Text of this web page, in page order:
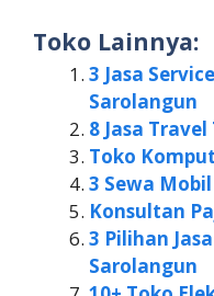
Toko Lainnya:
3 Jasa
Sarolangun
8 Jasa
Toko
3 Sewa
Konsultan
3 Pilihan
Sarolangun